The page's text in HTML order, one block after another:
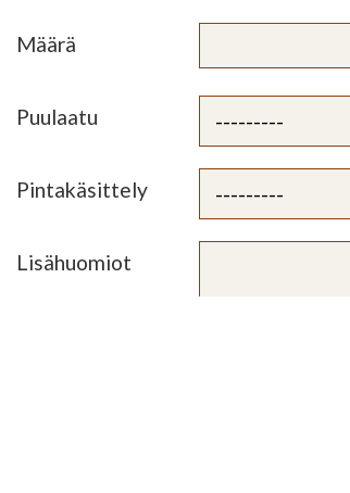
Määrä
Puulaatu
Pintakäsittely
Lisähuomiot